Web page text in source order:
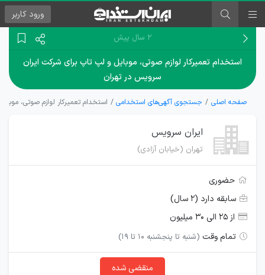
ورود کاربر
۲ سال پیش
استخدام تعمیرکار لوازم صوتی، موبایل و لپ تاپ برای شرکت ایران
سرویس در تهران
صفحه اصلی جستجوی آگهی‌های استخدامی استخدام تعمیرکار لوازم صوتی،
ایران سرویس
تهران (خیابان آزادی)
حضوری
سابقه دارد (۲ سال)
از ۲۵ الی ۳۰ میلیون
تمام وقت (شنبه تا پنجشنبه 10 تا 19)
منقضی شده